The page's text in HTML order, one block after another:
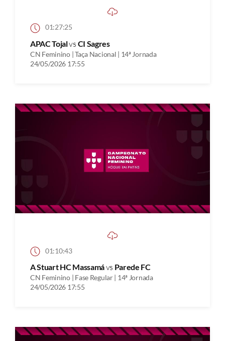
01:27:25
APAC Tojalvs CI Sagres
CN Feminino | Taça Nacional | 14ª Jornada
24/05/2026 17:55
01:10:43
A Stuart HC Massamávs Parede FC
CN Feminino | Fase Regular | 14ª Jornada
24/05/2026 17:55